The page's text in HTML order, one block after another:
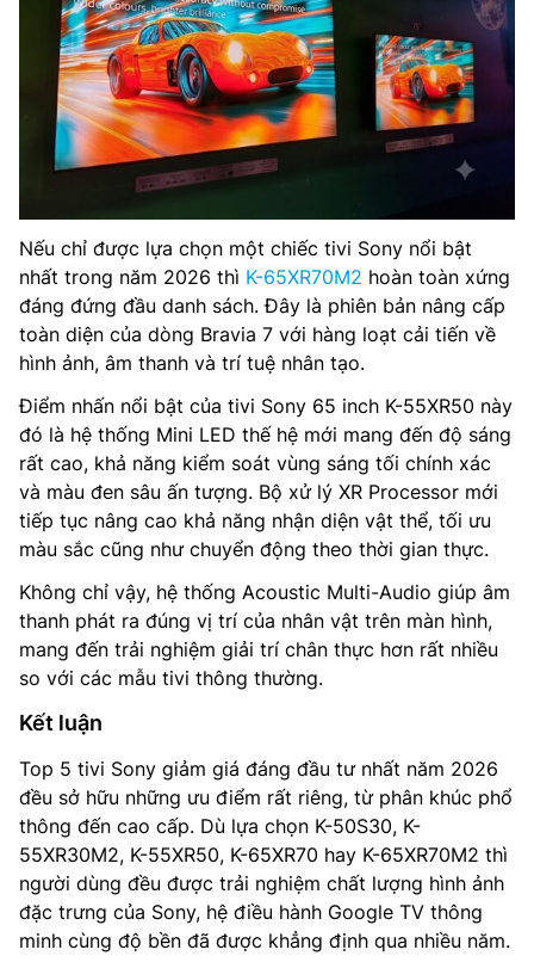
Nếu chỉ được lựa chọn một chiếc tivi Sony nổi bật
nhất trong năm 2026 thì K-65XR70M2 hoàn toàn xứng
đáng đứng đầu danh sách. Đây là phiên bản nâng cấp
toàn diện của dòng Bravia 7 với hàng loạt cải tiến về
hình ảnh, âm thanh và trí tuệ nhân tạo.
Điểm nhấn nổi bật của tivi Sony 65 inch K-55XR50 này
đó là hệ thống Mini LED thế hệ mới mang đến độ sáng
rất cao, khả năng kiểm soát vùng sáng tối chính xác
và màu đen sâu ấn tượng. Bộ xử lý XR Processor mới
tiếp tục nâng cao khả năng nhận diện vật thể, tối ưu
màu sắc cũng như chuyển động theo thời gian thực.
Không chỉ vậy, hệ thống Acoustic Multi-Audio giúp âm
thanh phát ra đúng vị trí của nhân vật trên màn hình,
mang đến trải nghiệm giải trí chân thực hơn rất nhiều
so với các mẫu tivi thông thường.
Kết luận
Top 5 tivi Sony giảm giá đáng đầu tư nhất năm 2026
đều sở hữu những ưu điểm rất riêng, từ phân khúc phổ
thông đến cao cấp. Dù lựa chọn K-50S30, K-
55XR30M2, K-55XR50, K-65XR70 hay K-65XR70M2 thì
người dùng đều được trải nghiệm chất lượng hình ảnh
đặc trưng của Sony, hệ điều hành Google TV thông
minh cùng độ bền đã được khẳng định qua nhiều năm.